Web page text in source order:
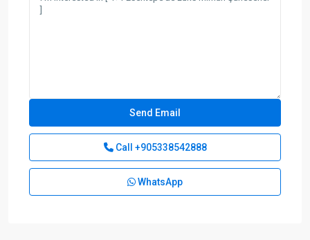
Call +905338542888
WhatsApp